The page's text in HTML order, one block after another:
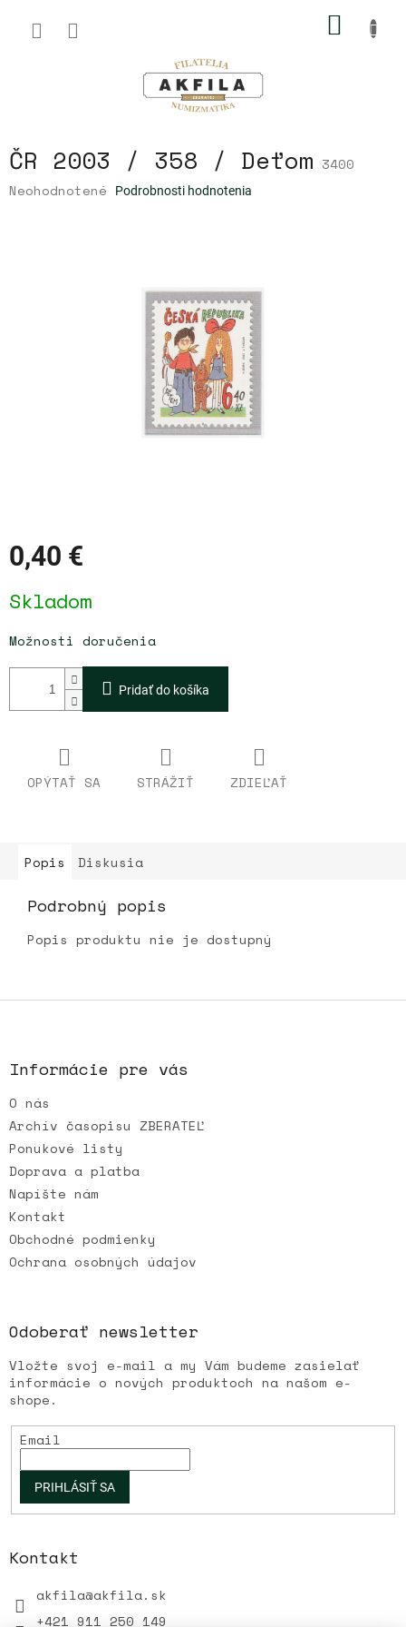
obsah
ČR 2003 / 358 / Deťom 3400
Priemerné
Neohodnotené Podrobnosti hodnotenia
0,40 €
cena:
Skladom
Možnosti doručenia
Pridať do košíka
OPÝTAŤ SA STRÁŽIŤ ZDIEĽAŤ
Popis Diskusia
Podrobný popis
Popis produktu nie je dostupný
Z
i
e
Informácie pre vás
O nás
Archív časopisu ZBERATEĽ
Ponukové listy
Doprava a platba
Napíšte nám
Kontakt
Obchodné podmienky
Ochrana osobných údajov
Odoberať newsletter
Vložte svoj e-mail a my Vám budeme zasielať
informácie o nových produktoch na našom e-
shope.
Email
PRIHLÁSIŤ SA
Kontakt
akfila@akfila.sk
+421 911 250 149